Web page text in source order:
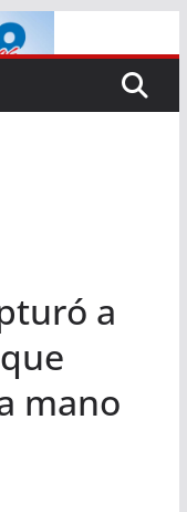
a
mano